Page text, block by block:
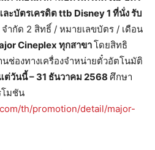
ะบัตรเครดิต ttb Disney 1 ที่นั่ง รับ
ำกัด 2 สิทธิ์ / หมายเลขบัตร / เดือน
Cineplex ทุกสาขาโดยสิทธิ
ช่องทางเครื่องจำหน่ายตั๋วอัตโนมัติ
ต่วันนี้ – 31 ธันวาคม 2568 ศึกษา
โมชัน
th/promotion/detail/major-